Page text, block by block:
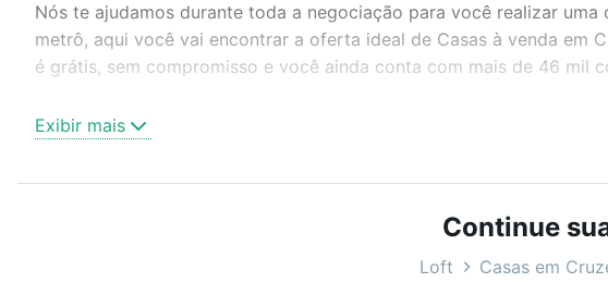
Nós te ajudamos durante toda a negociação para você realizar
metrô, aqui você vai encontrar a oferta ideal de Casas à venda em
é grátis, sem compromisso e você ainda conta com mais de 46 mil
ou sem vaga de garagem para combinar perfeitamente com o
Casas à venda em Cruzeiro do Sul, RS ideal para você na Loft.
Qual o preço de Casas à venda em Cruzeiro do Sul, RS?
Exibir mais
Continue
Loft Casas em